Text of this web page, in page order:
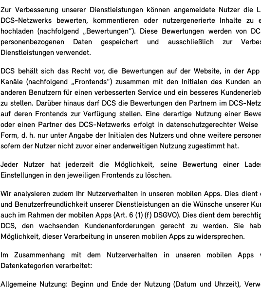
Zur Verbesserung unserer Dienstleistungen können angemeldete Nutzer die
DCS-Netzwerks bewerten, kommentieren oder nutzergenerierte Inhalte zu
hochladen (nachfolgend „Bewertungen“). Diese Bewertungen werden von
personenbezogenen Daten gespeichert und ausschließlich zur
Dienstleistungen verwendet.
DCS behält sich das Recht vor, die Bewertungen auf der Website, in der
Kanäle (nachfolgend „Frontends“) zusammen mit den Initialen des Kunden
anderen Benutzern für einen verbesserten Service und ein besseres
zu stellen. Darüber hinaus darf DCS die Bewertungen den Partnern im DCS-
auf deren Frontends zur Verfügung stellen. Eine derartige Nutzung einer
oder einen Partner des DCS-Netzwerks erfolgt in datenschutzgerechter Weise
Form, d. h. nur unter Angabe der Initialen des Nutzers und ohne weitere
sofern der Nutzer nicht zuvor einer anderweitigen Nutzung zugestimmt hat.
Jeder Nutzer hat jederzeit die Möglichkeit, seine Bewertung einer
Einstellungen in den jeweiligen Frontends zu löschen.
Wir analysieren zudem Ihr Nutzerverhalten in unseren mobilen Apps. Dies dient
und Benutzerfreundlichkeit unserer Dienstleistungen an die Wünsche unserer
auch im Rahmen der mobilen Apps (Art. 6 (1) (f) DSGVO). Dies dient dem
DCS, den wachsenden Kundenanforderungen gerecht zu werden. Sie
Möglichkeit, dieser Verarbeitung in unseren mobilen Apps zu widersprechen.
Im Zusammenhang mit dem Nutzerverhalten in unseren mobilen Apps
Datenkategorien verarbeitet:
Allgemeine Nutzung: Beginn und Ende der Nutzung (Datum und Uhrzeit),